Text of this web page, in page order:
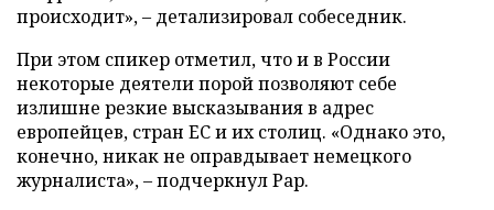
происходит», – детализировал собеседник.
При этом спикер отметил, что и в России
некоторые деятели порой позволяют себе
излишне резкие высказывания в адрес
европейцев, стран ЕС и их столиц. «Однако это,
конечно, никак не оправдывает немецкого
журналиста», – подчеркнул Рар.